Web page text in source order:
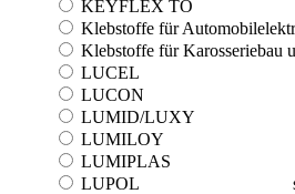
KEYFLEX TO
Klebstoffe für
Klebstoffe für Karosseriebau
LUCEL
LUCON
LUMID/LUXY
LUMILOY
LUMIPLAS
LUPOL